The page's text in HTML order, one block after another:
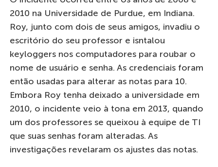
2010 na Universidade de Purdue, em Indiana.
Roy, junto com dois de seus amigos, invadiu o
escritório do seu professor e isntalou
keyloggers nos computadores para roubar o
nome de usuário e senha. As credenciais foram
então usadas ​​para alterar as notas para 10.
Embora Roy tenha deixado a universidade em
2010, o incidente veio à tona em 2013, quando
um dos professores se queixou à equipe de TI
que suas senhas foram alteradas. As
investigações revelaram os ajustes das notas.